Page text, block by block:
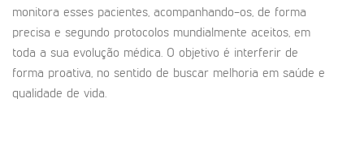
monitora esses pacientes, acompanhando-os, de forma
precisa e segundo protocolos mundialmente aceitos, em
toda a sua evolução médica. O objetivo é interferir de
forma proativa, no sentido de buscar melhoria em saúde e
qualidade de vida.